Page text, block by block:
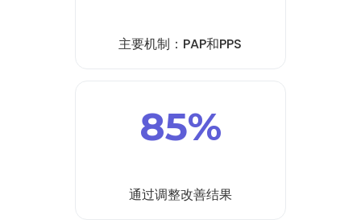
主要机制：PAP和PPS
85%
通过调整改善结果